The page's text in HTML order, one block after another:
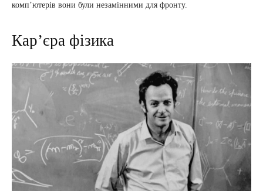
комп’ютерів вони були незамінними для фронту.
Кар’єра фізика